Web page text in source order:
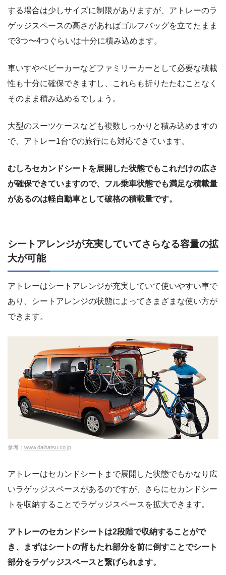
する場合は少しサイズに制限がありますが、アトレーのラ
ゲッジスペースの高さがあればゴルフバッグを立てたまま
で3つ〜4つぐらいは十分に積み込めます。
車いすやベビーカーなどファミリーカーとして必要な積載
性も十分に確保できますし、これらも折りたたむことなく
そのまま積み込めるでしょう。
大型のスーツケースなども複数しっかりと積み込めますの
で、アトレー1台での旅行にも対応できています。
むしろセカンドシートを展開した状態でもこれだけの広さ
が確保できていますので、フル乗車状態でも満足な積載量
があるのは軽自動車として破格の積載量です。
シートアレンジが充実していてさらなる容量の拡
大が可能
アトレーはシートアレンジが充実していて使いやすい車で
あり、シートアレンジの状態によってさまざまな使い方が
できます。
参考： www.daihatsu.co.jp
アトレーはセカンドシートまで展開した状態でもかなり広
いラゲッジスペースがあるのですが、さらにセカンドシー
トを収納することでラゲッジスペースを拡大できます。
アトレーのセカンドシートは2段階で収納することがで
き、まずはシートの背もたれ部分を前に倒すことでシート
部分をラゲッジスペースと繋げられます。